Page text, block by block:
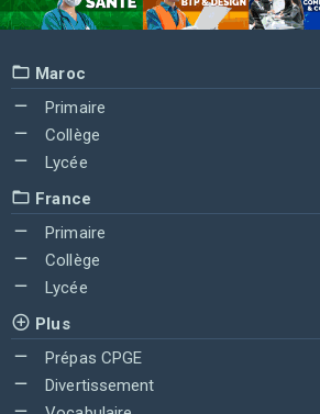
Maroc
Primaire
Collège
Lycée
France
Primaire
Collège
Lycée
Plus
Prépas CPGE
Divertissement